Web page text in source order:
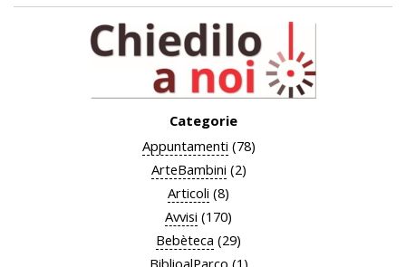
Categorie
Appuntamenti (78)
ArteBambini (2)
Articoli (8)
Avvisi (170)
Bebèteca (29)